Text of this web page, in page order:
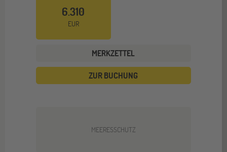
6.310
EUR
MERKZETTEL
ZUR BUCHUNG
MEERESSCHUTZ